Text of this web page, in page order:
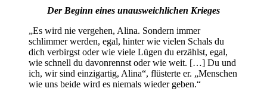
Der Beginn eines unausweichlichen Krieges
„Es wird nie vergehen, Alina. Sondern immer
schlimmer werden, egal, hinter wie vielen Schals du
dich verbirgst oder wie viele Lügen du erzählst, egal,
wie schnell du davonrennst oder wie weit. […] Du und
ich, wir sind einzigartig, Alina“, flüsterte er. „Menschen
wie uns beide wird es niemals wieder geben.“